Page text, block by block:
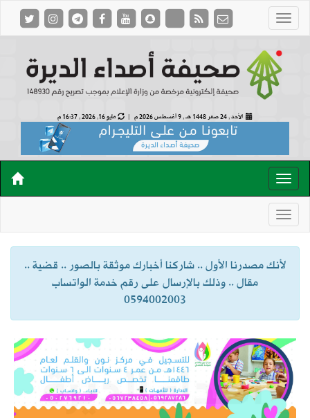
الأحد , 24 صفر 1448 هـ , 9 أغسطس 2026 م | مايو 16, 2026 , 16:37 م
لأنك مصدرنا الأول .. شاركنا أخبارك موثقة بالصور .. قضية ..
مقال .. وذلك بالإرسال على رقم خدمة الواتساب
0594002003